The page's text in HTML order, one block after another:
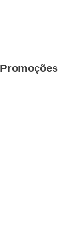
Promoções